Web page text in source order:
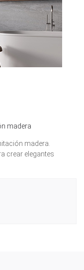
madera
madera.
crear elegantes